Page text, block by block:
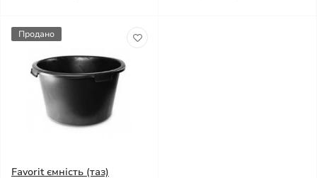
Продано
Favorit ємність (таз)